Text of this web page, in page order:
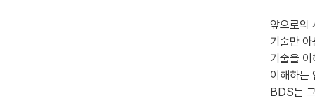
앞으로의
기술만
기술을
이해하는
BDS는